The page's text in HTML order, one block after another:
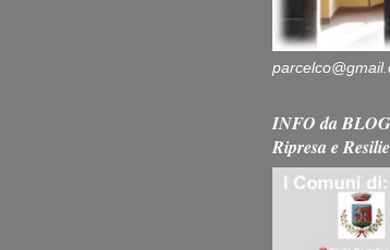
INFO da
Ripresa e